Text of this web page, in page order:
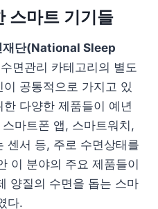
스마트 기기들
재단(National Sleep
면관리 카테고리의 별도
공통적으로 가지고 있
다양한 제품들이 예년
마트폰 앱, 스마트워치,
센서 등, 주로 수면상태를
이 분야의 주요 제품들이
양질의 수면을 돕는 스마
다.